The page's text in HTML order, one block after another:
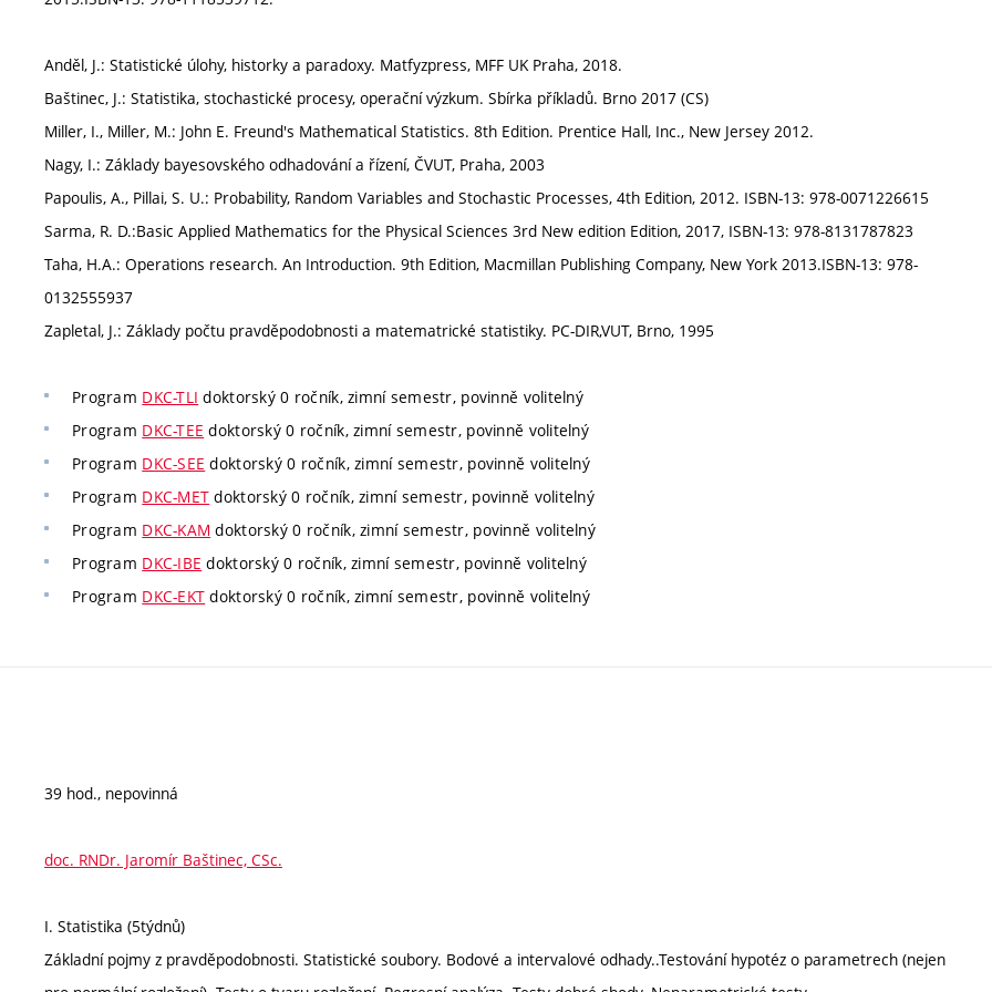
Anděl, J.: Statistické úlohy, historky a paradoxy. Matfyzpress, MFF UK Praha, 2018.
Baštinec, J.: Statistika, stochastické procesy, operační výzkum. Sbírka příkladů. Brno 2017 (CS)
Miller, I., Miller, M.: John E. Freund's Mathematical Statistics. 8th Edition. Prentice Hall, Inc., New Jersey 2012.
Nagy, I.: Základy bayesovského odhadování a řízení, ČVUT, Praha, 2003
Papoulis, A., Pillai, S. U.: Probability, Random Variables and Stochastic Processes, 4th Edition, 2012. ISBN-13: 978-0071226615
Sarma, R. D.:Basic Applied Mathematics for the Physical Sciences 3rd New edition Edition, 2017, ISBN-13: 978-8131787823
Taha, H.A.: Operations research. An Introduction. 9th Edition, Macmillan Publishing Company, New York 2013.ISBN-13: 978-
0132555937
Zapletal, J.: Základy počtu pravděpodobnosti a matematrické statistiky. PC-DIR,VUT, Brno, 1995
Program DKC-TLI doktorský 0 ročník, zimní semestr, povinně volitelný
Program DKC-TEE doktorský 0 ročník, zimní semestr, povinně volitelný
Program DKC-SEE doktorský 0 ročník, zimní semestr, povinně volitelný
Program DKC-MET doktorský 0 ročník, zimní semestr, povinně volitelný
Program DKC-KAM doktorský 0 ročník, zimní semestr, povinně volitelný
Program DKC-IBE doktorský 0 ročník, zimní semestr, povinně volitelný
Program DKC-EKT doktorský 0 ročník, zimní semestr, povinně volitelný
39 hod., nepovinná
doc. RNDr. Jaromír Baštinec, CSc.
I. Statistika (5týdnů)
Základní pojmy z pravděpodobnosti. Statistické soubory. Bodové a intervalové odhady..Testování hypotéz o parametrech (nejen